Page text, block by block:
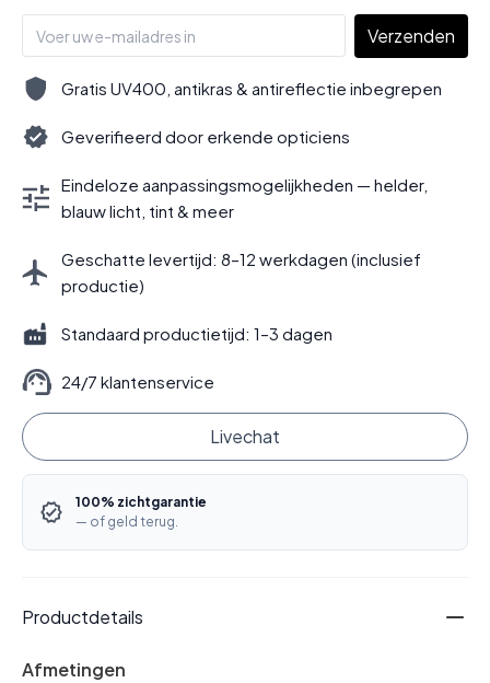
Verzenden
Gratis UV400, antikras & antireflectie inbegrepen
Geverifieerd door erkende opticiens
Eindeloze aanpassingsmogelijkheden — helder,
blauw licht, tint & meer
Geschatte levertijd: 8–12 werkdagen (inclusief
productie)
Standaard productietijd: 1–3 dagen
24/7 klantenservice
Livechat
100% zichtgarantie
— of geld terug.
Productdetails
Afmetingen